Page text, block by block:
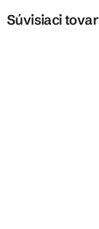
Súvisiaci tovar